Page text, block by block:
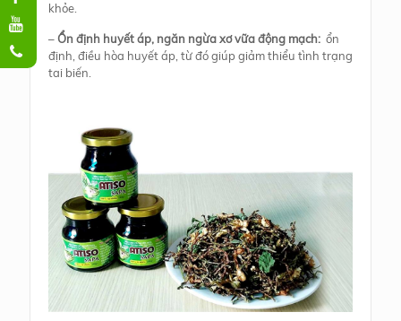
khỏe.
–Ổn định huyết áp, ngăn ngừa xơ vữa động mạch: ổn
định, điều hòa huyết áp, từ đó giúp giảm thiểu tình trạng
tai biến.